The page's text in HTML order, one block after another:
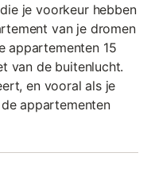
je voorkeur hebben
van je dromen
appartementen 15
van de buitenlucht.
en vooral als je
appartementen